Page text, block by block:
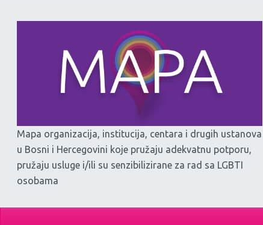
Mapa organizacija, institucija, centara i drugih ustanova
u Bosni i Hercegovini koje pružaju adekvatnu potporu,
pružaju usluge i/ili su senzibilizirane za rad sa LGBTI
osobama